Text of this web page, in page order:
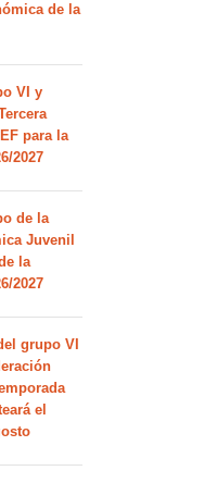
de la
VI y
para la
2027
de la
Juvenil
la
2027
grupo VI
el